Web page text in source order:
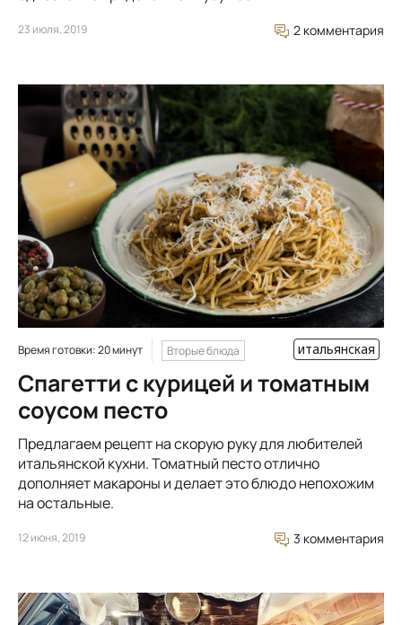
23 июля, 2019 2 комментария
Время готовки: 20 минут Вторые блюда итальянская
Спагетти с курицей и томатным
соусом песто
Предлагаем рецепт на скорую руку для любителей
итальянской кухни. Томатный песто отлично
дополняет макароны и делает это блюдо непохожим
на остальные.
12 июня, 2019 3 комментария